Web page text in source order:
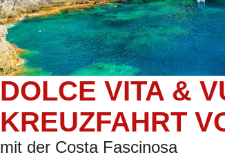
DOLCE VITA &
KREUZFAHRT
mit der Costa Fascinosa